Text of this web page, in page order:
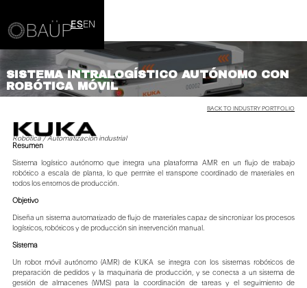
ESEN
SISTEMA INTRALOGÍSTICO AUTÓNOMO CON
ROBÓTICA MÓVIL
BACK TO INDUSTRY PORTFOLIO
Robótica / Automatización industrial
Resumen
Sistema logístico autónomo que integra una plataforma AMR en un flujo de trabajo
robótico a escala de planta, lo que permite el transporte coordinado de materiales en
todos los entornos de producción.
Objetivo
Diseña un sistema automatizado de flujo de materiales capaz de sincronizar los procesos
logísticos, robóticos y de producción sin intervención manual.
Sistema
Un robot móvil autónomo (AMR) de KUKA se integra con los sistemas robóticos de
preparación de pedidos y la maquinaria de producción, y se conecta a un sistema de
gestión de almacenes (WMS) para la coordinación de tareas y el seguimiento de